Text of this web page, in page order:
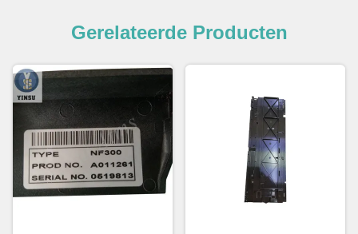
Gerelateerde Producten